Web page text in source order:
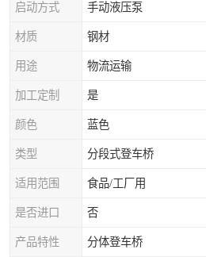
启动方式 手动液压泵
材质 钢材
用途 物流运输
加工定制 是
颜色 蓝色
类型 分段式登车桥
适用范围 食品/工厂用
是否进口 否
产品特性 分体登车桥